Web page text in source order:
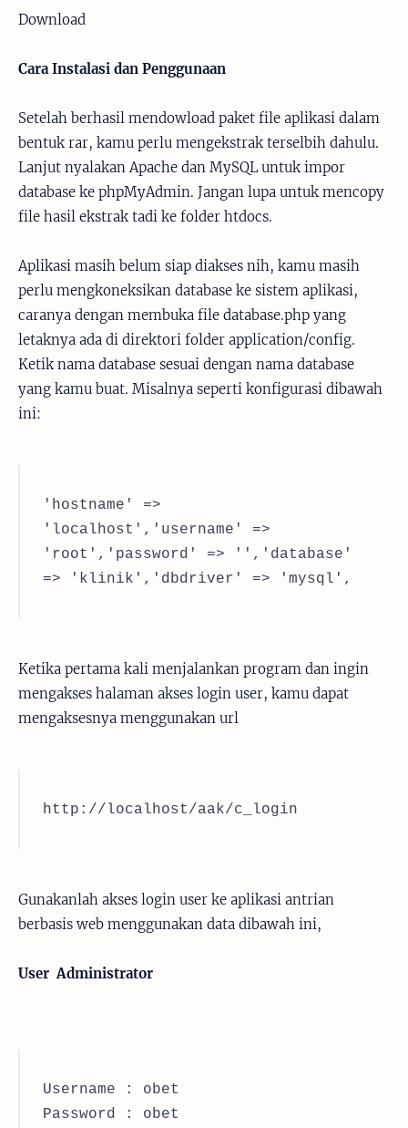
Download
Cara Instalasi dan Penggunaan
Setelah berhasil mendowload paket file aplikasi dalam
bentuk rar, kamu perlu mengekstrak terselbih dahulu.
Lanjut nyalakan Apache dan MySQL untuk impor
database ke phpMyAdmin. Jangan lupa untuk mencopy
file hasil ekstrak tadi ke folder htdocs.
Aplikasi masih belum siap diakses nih, kamu masih
perlu mengkoneksikan database ke sistem aplikasi,
caranya dengan membuka file database.php yang
letaknya ada di direktori folder application/config.
Ketik nama database sesuai dengan nama database
yang kamu buat. Misalnya seperti konfigurasi dibawah
ini:
'hostname' =>
'localhost', 'username' =>
'root', 'password' => '', 'database'
=> 'klinik', 'dbdriver' => 'mysql',
Ketika pertama kali menjalankan program dan ingin
mengakses halaman akses login user, kamu dapat
mengaksesnya menggunakan url
http://localhost/aak/c_login
Gunakanlah akses login user ke aplikasi antrian
berbasis web menggunakan data dibawah ini,
User Administrator
Username : obet
Password : obet